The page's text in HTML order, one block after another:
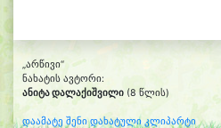
„არწივი“
ნახატის ავტორი:
ანიტა დალაქიშვილი (8 წლის)
დაამატე შენი დახატული კლიპარტი